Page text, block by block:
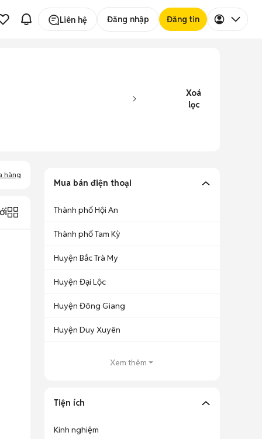
Liên hệ Đăng nhập Đăng tin
Xoá
lọc
hàng
Mua bán điện thoại
Thành phố Hội An
Thành phố Tam Kỳ
Huyện Bắc Trà My
Huyện Đại Lộc
Huyện Đông Giang
Huyện Duy Xuyên
Xem thêm
Tiện ích
Kinh nghiệm